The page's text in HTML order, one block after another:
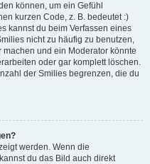
können, um ein Gefühl
kurzen Code, z. B. bedeutet :)
kannst du beim Verfassen eines
nicht zu häufig zu benutzen,
und ein Moderator könnte
oder gar komplett löschen.
der Smilies begrenzen, die du
werden. Wenn die
du das Bild auch direkt